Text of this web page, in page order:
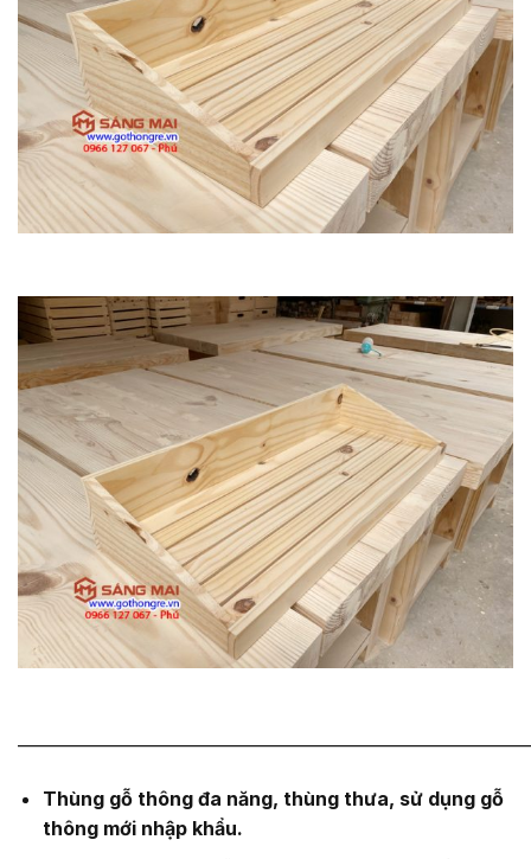
Thùng gỗ thông đa năng, thùng thưa, sử dụng gỗ
thông mới nhập khẩu.